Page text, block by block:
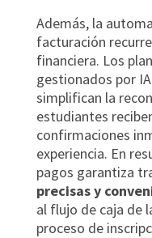
Además, la
facturación
financiera. Los
gestionados por
simplifican la
estudiantes
confirmaciones
experiencia. En
pagos garantiza
precisas y
al flujo de caja de
proceso de